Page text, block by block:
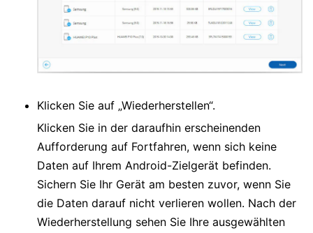
Klicken Sie auf „Wiederherstellen“.
Klicken Sie in der daraufhin erscheinenden
Aufforderung auf Fortfahren, wenn sich keine
Daten auf Ihrem Android-Zielgerät befinden.
Sichern Sie Ihr Gerät am besten zuvor, wenn Sie
die Daten darauf nicht verlieren wollen. Nach der
Wiederherstellung sehen Sie Ihre ausgewählten